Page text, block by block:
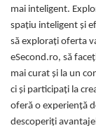
Consumabile
Cosmetice si
personala
Igiena dentara
Jucarii, Copii &
Camera copilului
Hrana bebelusi
mai inteligent.
spațiu inteligent și
să explorați oferta
eSecond.ro, să
mai curat și la un
ci și participați la
oferă o experiență
descoperiți